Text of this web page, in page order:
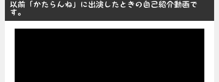
以前「かたらんね」に出演したときの自己紹介動画で
す。